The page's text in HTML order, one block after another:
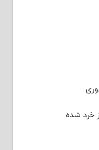
خرد شده